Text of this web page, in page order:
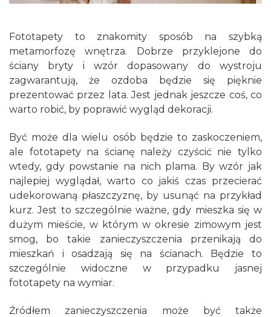
Fototapety to znakomity sposób na szybką
metamorfozę wnętrza. Dobrze przyklejone do
ściany bryty i wzór dopasowany do wystroju
zagwarantują, że ozdoba będzie się pięknie
prezentować przez lata. Jest jednak jeszcze coś, co
warto robić, by poprawić wygląd dekoracji.
Być może dla wielu osób będzie to zaskoczeniem,
ale fototapety na ścianę należy czyścić nie tylko
wtedy, gdy powstanie na nich plama. By wzór jak
najlepiej wyglądał, warto co jakiś czas przecierać
udekorowaną płaszczyznę, by usunąć na przykład
kurz. Jest to szczególnie ważne, gdy mieszka się w
dużym mieście, w którym w okresie zimowym jest
smog, bo takie zanieczyszczenia przenikają do
mieszkań i osadzają się na ścianach. Będzie to
szczególnie widoczne w przypadku jasnej
fototapety na wymiar.
Źródłem zanieczyszczenia może być także